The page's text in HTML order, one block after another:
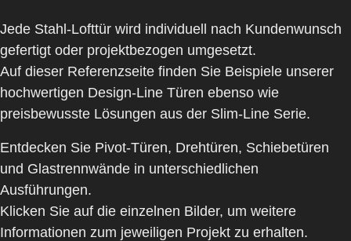
Jede Stahl‑Lofttür wird individuell nach Kundenwunsch
gefertigt oder projektbezogen umgesetzt.
Auf dieser Referenzseite finden Sie Beispiele unserer
hochwertigen Design-Line Türen ebenso wie
preisbewusste Lösungen aus der Slim-Line Serie.
Entdecken Sie Pivot‑Türen, Drehtüren, Schiebetüren
und Glastrennwände in unterschiedlichen
Ausführungen.
Klicken Sie auf die einzelnen Bilder, um weitere
Informationen zum jeweiligen Projekt zu erhalten.